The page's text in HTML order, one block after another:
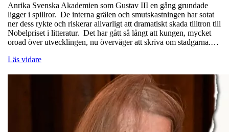
Anrika Svenska Akademien som Gustav III en gång grundade
ligger i spillror. De interna grälen och smutskastningen har sotat
ner dess rykte och riskerar allvarligt att dramatiskt skada tilltron till
Nobelpriset i litteratur. Det har gått så långt att kungen, mycket
oroad över utvecklingen, nu överväger att skriva om stadgarna.…
Läs vidare